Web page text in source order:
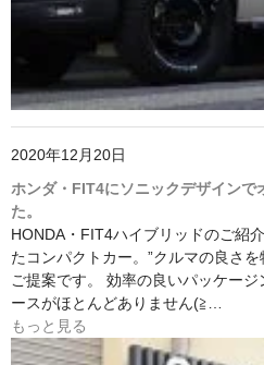
2020年12月20日
ホンダ・FIT4にソニックデザインで
た。
HONDA・FIT4ハイブリッドのご紹
たコンパクトカー。”クルマの良さ
ご提案です。 効率の良いパッケー
ースがほとんどありません(≧…
もっと見る